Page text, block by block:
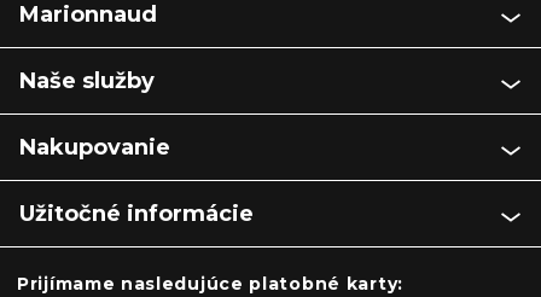
Marionnaud
Naše služby
Nakupovanie
Užitočné informácie
Prijímame nasledujúce platobné karty: